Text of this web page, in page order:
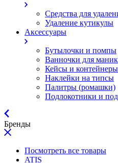
Средства для
Удаление кутикулы
Аксессуары
Бутылочки и помпы
Ванночки для
Кейсы и
Наклейки на типсы
Палитры (ромашки)
Подлокотники и
Бренды
Посмотреть все товары
ATIS